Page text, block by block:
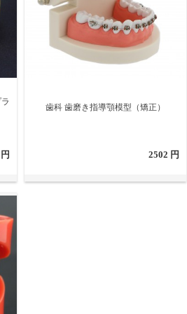
歯科 歯磨き指導顎模型（矯正）
2502 円